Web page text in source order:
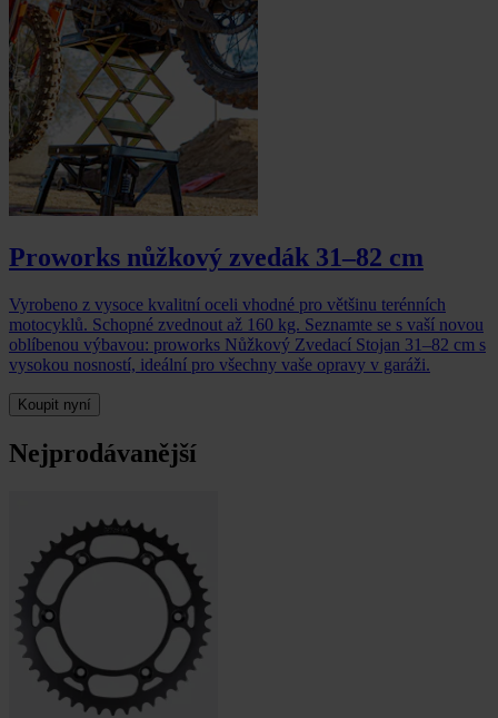
Proworks nůžkový zvedák 31–82 cm
Vyrobeno z vysoce kvalitní oceli vhodné pro většinu terénních
motocyklů. Schopné zvednout až 160 kg. Seznamte se s vaší novou
oblíbenou výbavou: proworks Nůžkový Zvedací Stojan 31–82 cm s
vysokou nosností, ideální pro všechny vaše opravy v garáži.
Koupit nyní
Nejprodávanější